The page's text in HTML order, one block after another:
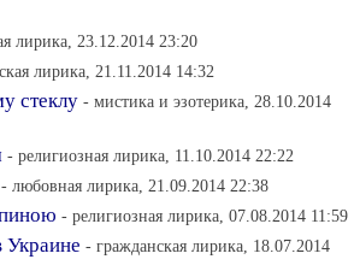
лирика, 23.12.2014 23:20
лирика, 21.11.2014 14:32
стеклу - мистика и эзотерика, 28.10.2014
- религиозная лирика, 11.10.2014 22:22
- любовная лирика, 21.09.2014 22:38
- религиозная лирика, 07.08.2014 11:59
Украине - гражданская лирика, 18.07.2014